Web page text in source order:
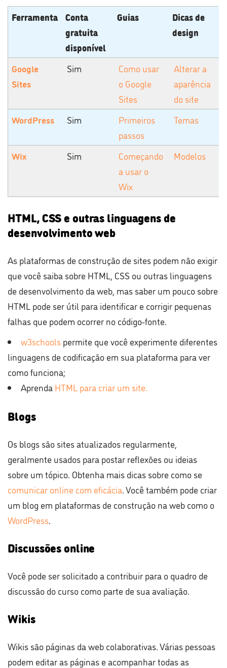
Ferramenta
Conta
gratuita
disponível
Guias
Dicas de
design
Google
Sites
Sim
Como usar
o Google
Sites
Alterar a
aparência
do site
WordPress
Sim
Primeiros
passos
Temas
Wix Sim
Começando
a usar o
Wix
Modelos
HTML, CSS e outras linguagens de
desenvolvimento web
As plataformas de construção de sites podem não exigir
que você saiba sobre HTML, CSS ou outras linguagens
de desenvolvimento da web, mas saber um pouco sobre
HTML pode ser útil para identificar e corrigir pequenas
falhas que podem ocorrer no código-fonte.
w3schools permite que você experimente diferentes
linguagens de codificação em sua plataforma para ver
como funciona;
Aprenda HTML para criar um site.
Blogs
Os blogs são sites atualizados regularmente,
geralmente usados ​​para postar reflexões ou ideias
sobre um tópico. Obtenha mais dicas sobre como se
comunicar online com eficácia. Você também pode criar
um blog em plataformas de construção na web como o
WordPress.
Discussões online
Você pode ser solicitado a contribuir para o quadro de
discussão do curso como parte de sua avaliação.
Wikis
Wikis são páginas da web colaborativas. Várias pessoas
podem editar as páginas e acompanhar todas as